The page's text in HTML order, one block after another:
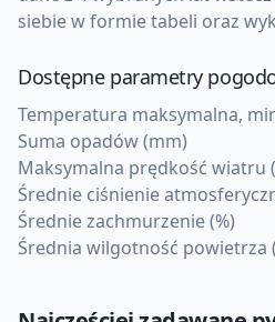
siebie w formie tabeli oraz
Dostępne parametry
Temperatura maksymalna,
Suma opadów (mm)
Maksymalna prędkość wiatru
Średnie ciśnienie
Średnie zachmurzenie (%)
Średnia wilgotność powietrza